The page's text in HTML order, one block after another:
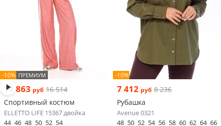
-10% ПРЕМИУМ
14 863 руб 16 514
Спортивный костюм
ELLETTO LIFE 15367 двойка
44 46 48 50 52 54
-10%
7 412 руб 8 236
Рубашка
Avenue 0321
48 50 52 54 56 58 60 62 64 66